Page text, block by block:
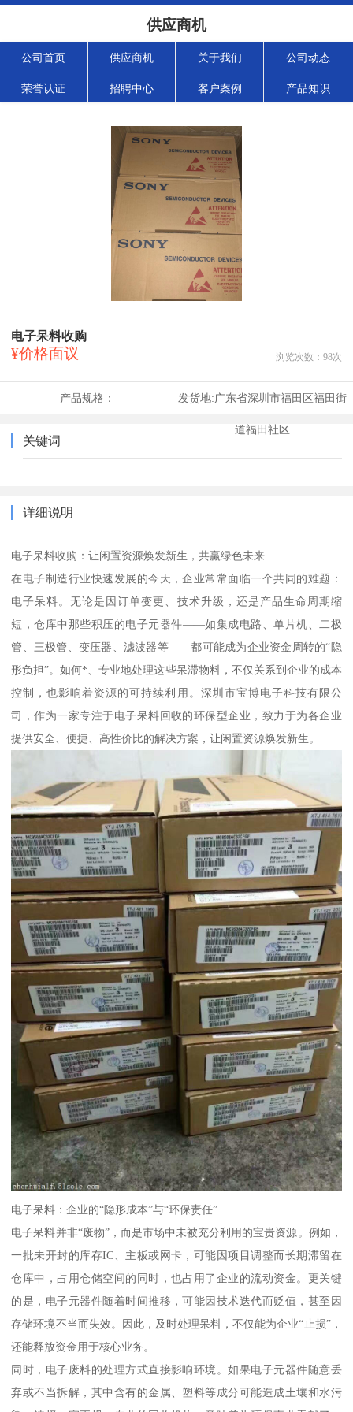
供应商机
公司首页 供应商机 关于我们 公司动态
荣誉认证 招聘中心 客户案例 产品知识
电子呆料收购
¥价格面议 浏览次数： 98次
产品规格： 发货地:广东省深圳市福田区福田街
道福田社区
关键词
详细说明
电子呆料收购：让闲置资源焕发新生，共赢绿色未来
在电子制造行业快速发展的今天，企业常常面临一个共同的难题：
电子呆料。无论是因订单变更、技术升级，还是产品生命周期缩
短，仓库中那些积压的电子元器件——如集成电路、单片机、二极
管、三极管、变压器、滤波器等——都可能成为企业资金周转的“隐
形负担”。如何*、专业地处理这些呆滞物料，不仅关系到企业的成本
控制，也影响着资源的可持续利用。深圳市宝博电子科技有限公
司，作为一家专注于电子呆料回收的环保型企业，致力于为各企业
提供安全、便捷、高性价比的解决方案，让闲置资源焕发新生。
电子呆料：企业的“隐形成本”与“环保责任”
电子呆料并非“废物”，而是市场中未被充分利用的宝贵资源。例如，
一批未开封的库存IC、主板或网卡，可能因项目调整而长期滞留在
仓库中，占用仓储空间的同时，也占用了企业的流动资金。更关键
的是，电子元器件随着时间推移，可能因技术迭代而贬值，甚至因
存储环境不当而失效。因此，及时处理呆料，不仅能为企业“止损”，
还能释放资金用于核心业务。
同时，电子废料的处理方式直接影响环境。如果电子元器件随意丢
弃或不当拆解，其中含有的金属、塑料等成分可能造成土壤和水污